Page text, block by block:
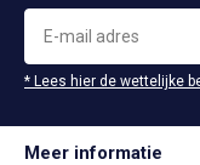
* Lees hier de wettelijke
Meer informatie